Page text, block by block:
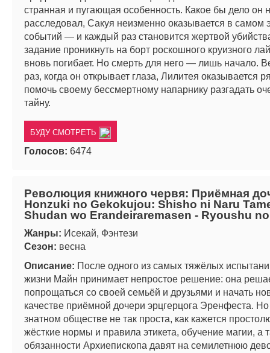
странная и пугающая особенность. Какое бы дело он
расследовал, Сакуя неизменно оказывается в самом
событий — и каждый раз становится жертвой
задание проникнуть на борт роскошного круизного
вновь погибает. Но смерть для него — лишь начало.
раз, когда он открывает глаза, Лилитея оказывается
помочь своему бессмертному напарнику разгадать
тайну.
БУДУ СМОТРЕТЬ
Голосов: 6474
Революция книжного червя: Приёмная
Honzuki no Gekokujou: Shisho ni Naru
Shudan wo Erandeiraremasen - Ryoushu
Жанры: Исекай, Фэнтези
Сезон: весна
Описание: После одного из самых тяжёлых
жизни Майн принимает непростое решение: она
попрощаться со своей семьёй и друзьями и начать
качестве приёмной дочери эрцгерцога Эренфеста.
знатном обществе не так проста, как кажется
жёсткие нормы и правила этикета, обучение магии, а
обязанности Архиепископа давят на семилетнюю